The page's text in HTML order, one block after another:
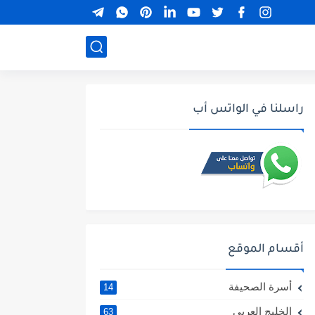
راسلنا في الواتس أب
أقسام الموقع
أسرة الصحيفة 14
الخليج العربي 63